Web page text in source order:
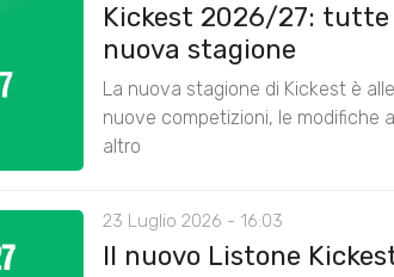
Kickest 2026/27:
nuova stagione
La nuova stagione di Kickest è
nuove competizioni, le modifiche
altro
23 Luglio 2026 - 16:03
Il nuovo Listone